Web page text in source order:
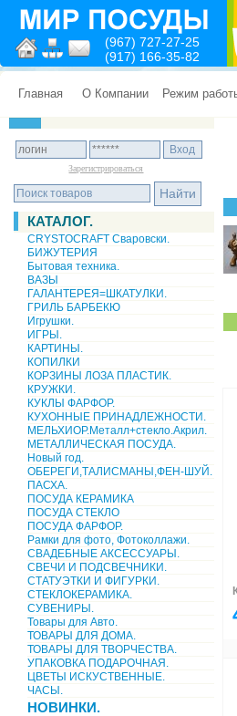
(967) 727-27-25
(917) 166-35-82
Главная О Компании Режим
Зарегистрироваться
КАТАЛОГ.
CRYSTOCRAFT Сваровски.
БИЖУТЕРИЯ
Бытовая техника.
ВАЗЫ
ГАЛАНТЕРЕЯ=ШКАТУЛКИ.
ГРИЛЬ БАРБЕКЮ
Игрушки.
ИГРЫ.
КАРТИНЫ.
КОПИЛКИ
КОРЗИНЫ ЛОЗА ПЛАСТИК.
КРУЖКИ.
КУКЛЫ ФАРФОР.
КУХОННЫЕ ПРИНАДЛЕЖНОСТИ.
МЕЛЬХИОР.Металл+стекло.Акрил.
МЕТАЛЛИЧЕСКАЯ ПОСУДА.
Новый год.
ОБЕРЕГИ,ТАЛИСМАНЫ,ФЕН-ШУЙ.
ПАСХА.
ПОСУДА КЕРАМИКА
ПОСУДА СТЕКЛО
ПОСУДА ФАРФОР.
Рамки для фото, Фотоколлажи.
СВАДЕБНЫЕ АКСЕССУАРЫ.
СВЕЧИ И ПОДСВЕЧНИКИ.
СТАТУЭТКИ И ФИГУРКИ.
СТЕКЛОКЕРАМИКА.
СУВЕНИРЫ.
Товары для Авто.
ТОВАРЫ ДЛЯ ДОМА.
ТОВАРЫ ДЛЯ ТВОРЧЕСТВА.
УПАКОВКА ПОДАРОЧНАЯ.
ЦВЕТЫ ИСКУСТВЕННЫЕ.
ЧАСЫ.
НОВИНКИ.